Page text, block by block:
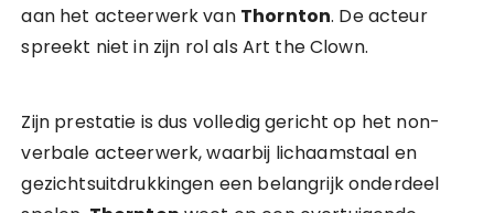
aan het acteerwerk van Thornton. De acteur
spreekt niet in zijn rol als Art the Clown.
Zijn prestatie is dus volledig gericht op het non-
verbale acteerwerk, waarbij lichaamstaal en
gezichtsuitdrukkingen een belangrijk onderdeel